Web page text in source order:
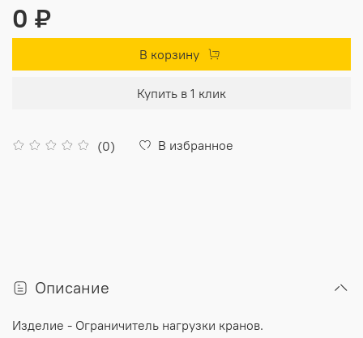
(0) В избранное
0 ₽
В корзину
Купить в 1 клик
Описание
Изделие - Ограничитель нагрузки кранов.